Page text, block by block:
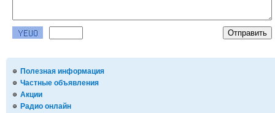
Полезная информация
Частные объявления
Акции
Радио онлайн